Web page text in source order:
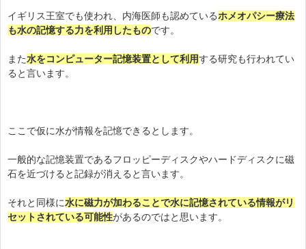
イギリス王室でも使われ、内海医師も認めているホメオパシー療法
も水の記憶する力を利用したものです。
また水をコンピューター記憶装置として利用する研究も行われてい
ると言います。
ここで仮に水が情報を記憶できるとします。
一般的な記憶装置であるフロッピーディスクやハードディスクに磁
石を近づけると記録が消えると言います。
それと同様に水に磁力が加わることで水に記憶されている情報がリ
セットされている可能性があるのではと思います。